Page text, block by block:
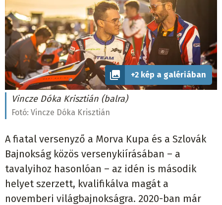
+2 kép a galériában
Vincze Dóka Krisztián (balra)
Fotó: Vincze Dóka Krisztián
A fiatal versenyző a Morva Kupa és a Szlovák
Bajnokság közös versenykiírásában – a
tavalyihoz hasonlóan – az idén is második
helyet szerzett, kvalifikálva magát a
novemberi világbajnokságra. 2020-ban már